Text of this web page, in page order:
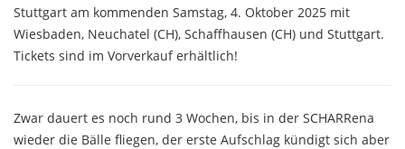
Stuttgart am kommenden Samstag, 4. Oktober 2025 mit
Wiesbaden, Neuchatel (CH), Schaffhausen (CH) und Stuttgart.
Tickets sind im Vorverkauf erhältlich!
Zwar dauert es noch rund 3 Wochen, bis in der SCHARRena
wieder die Bälle fliegen, der erste Aufschlag kündigt sich aber